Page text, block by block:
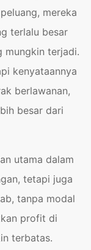
mereka
terlalu besar
mungkin terjadi.
kenyataannya
berlawanan,
besar dari
utama dalam
tetapi juga
tanpa modal
profit di
terbatas.